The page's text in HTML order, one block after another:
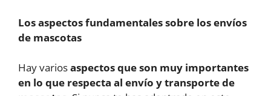
Los aspectos fundamentales sobre los envíos
de mascotas
Hay variosaspectos que son muy importantes
en lo que respecta al envío y transporte de